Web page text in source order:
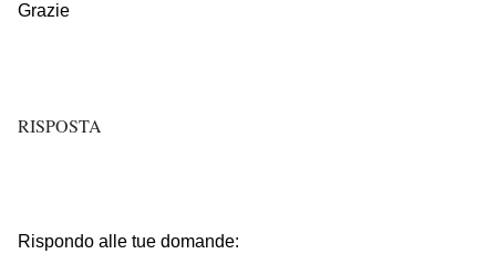
Grazie
RISPOSTA
Rispondo alle tue domande: